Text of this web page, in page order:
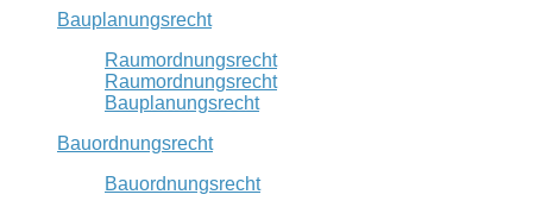
Bauplanungsrecht
Raumordnungsrecht
Raumordnungsrecht
Bauplanungsrecht
Bauordnungsrecht
Bauordnungsrecht